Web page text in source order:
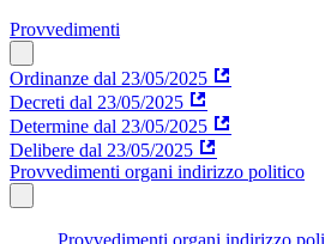
Provvedimenti
Ordinanze dal 23/05/2025
Decreti dal 23/05/2025
Determine dal 23/05/2025
Delibere dal 23/05/2025
Provvedimenti organi indirizzo politico
Provvedimenti organi indirizzo